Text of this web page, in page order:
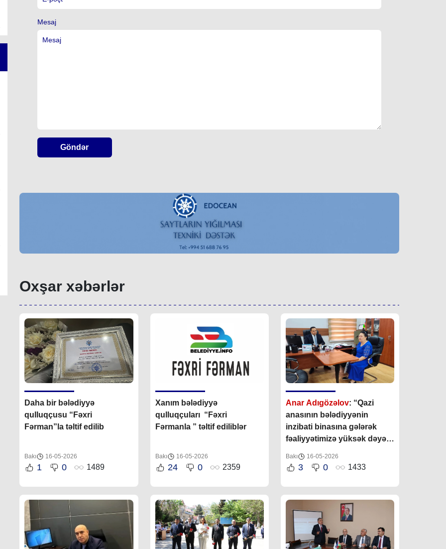
Mesaj
Göndər
Oxşar xəbərlər
Daha bir bələdiyyə
qulluqçusu “Fəxri
Fərman”la təltif edilib
Bakı 16-05-2026
1 0 1489
Xanım bələdiyyə
qulluqçuları “Fəxri
Fərmanla ” təltif ediliblər
Bakı 16-05-2026
24 0 2359
Anar Adıgözəlov: “Qazi
anasının bələdiyyənin
inzibati binasına gələrək
fəaliyyətimizə yüksək dəyər
verib”
Bakı 16-05-2026
3 0 1433